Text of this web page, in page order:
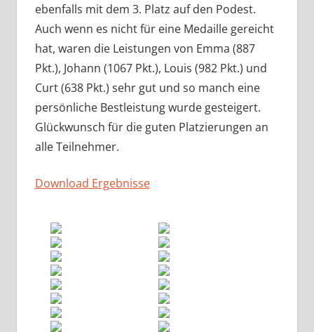
ebenfalls mit dem 3. Platz auf den Podest.
Auch wenn es nicht für eine Medaille gereicht
hat, waren die Leistungen von Emma (887
Pkt.), Johann (1067 Pkt.), Louis (982 Pkt.) und
Curt (638 Pkt.) sehr gut und so manch eine
persönliche Bestleistung wurde gesteigert.
Glückwunsch für die guten Platzierungen an
alle Teilnehmer.
Download Ergebnisse